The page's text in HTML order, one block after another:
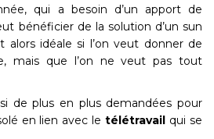
qui a besoin d’un apport de
bénéficier de la solution d’un sun
alors idéale si l’on veut donner de
mais que l’on ne veut pas tout
de plus en plus demandées pour
en lien avec letélétravail qui se